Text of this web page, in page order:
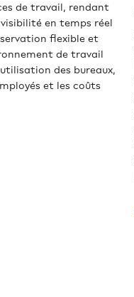
de travail, rendant
en temps réel
flexible et
de travail
des bureaux,
et les coûts